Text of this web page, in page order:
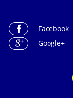
Facebook
Google+